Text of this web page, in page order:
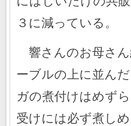
３に減っている。
響さんのお母さん
ーブルの上に並ん
ガの煮付けはめず
受けには必ず煮し